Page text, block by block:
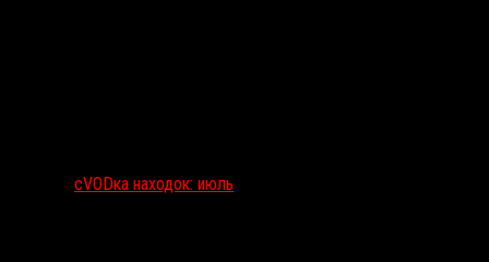
сVODка находок: июль